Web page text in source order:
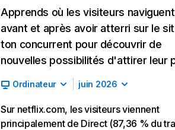
Apprends où les visiteurs naviguent
avant et après avoir atterri sur le
ton concurrent pour découvrir de
nouvelles possibilités d'attirer leur
Ordinateur juin 2026
Sur netflix.com, les visiteurs viennent
principalement de Direct (87,36 % du